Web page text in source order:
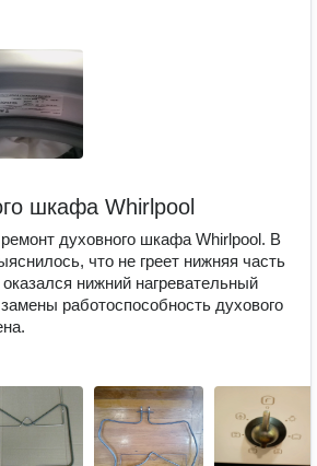
шкафа Whirlpool
духовного шкафа Whirlpool. В
что не греет нижняя часть
нижний нагревательный
работоспособность духового